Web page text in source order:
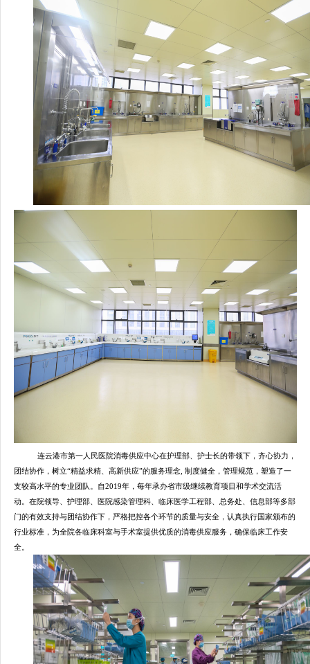
连云港市第一人民医院消毒供应中心在护理部、护士长的带领下，齐心协力，
团结协作，树立“精益求精、高新供应”的服务理念, 制度健全，管理规范，塑造了一
支较高水平的专业团队。自2019年，每年承办省市级继续教育项目和学术交流活
动。在院领导、护理部、医院感染管理科、临床医学工程部、总务处、信息部等多部
门的有效支持与团结协作下，严格把控各个环节的质量与安全，认真执行国家颁布的
行业标准，为全院各临床科室与手术室提供优质的消毒供应服务，确保临床工作安
全。